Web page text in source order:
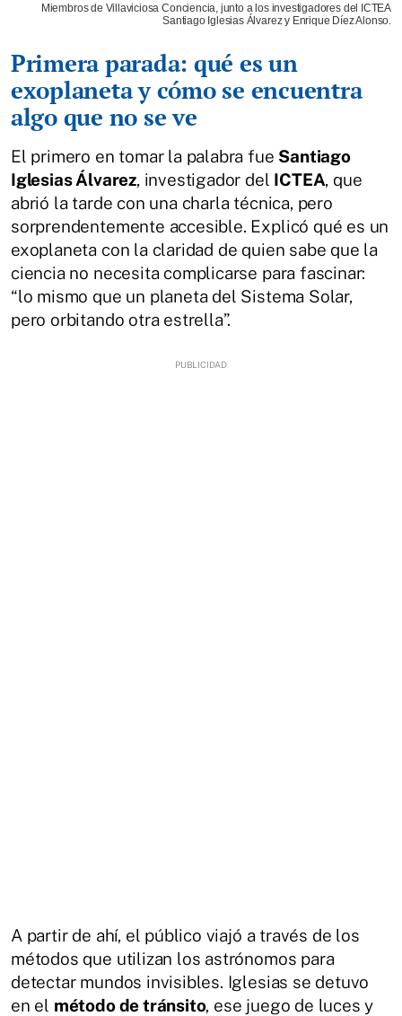
Miembros de Villaviciosa Conciencia, junto a los investigadores del ICTEA
Santiago Iglesias Álvarez y Enrique Díez Alonso.
Primera parada: qué es un
exoplaneta y cómo se encuentra
algo que no se ve
El primero en tomar la palabra fue Santiago
Iglesias Álvarez, investigador del ICTEA, que
abrió la tarde con una charla técnica, pero
sorprendentemente accesible. Explicó qué es un
exoplaneta con la claridad de quien sabe que la
ciencia no necesita complicarse para fascinar:
“lo mismo que un planeta del Sistema Solar,
pero orbitando otra estrella”.
A partir de ahí, el público viajó a través de los
métodos que utilizan los astrónomos para
detectar mundos invisibles. Iglesias se detuvo
en el método de tránsito, ese juego de luces y